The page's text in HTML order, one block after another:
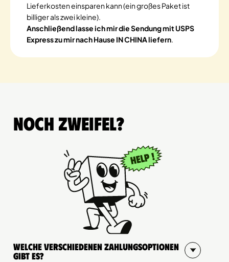
Lieferkosten einsparen kann (ein großes Paket ist
billiger als zwei kleine).
Anschließend lasse ich mir die Sendung mit USPS
Express zu mir nach Hause IN CHINA liefern.
Noch Zweifel?
Welche verschiedenen Zahlungsoptionen
gibt es?